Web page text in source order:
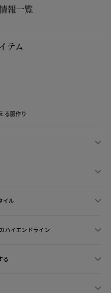
報一覧
テム
る服作り
イル
ハイエンドライン
る